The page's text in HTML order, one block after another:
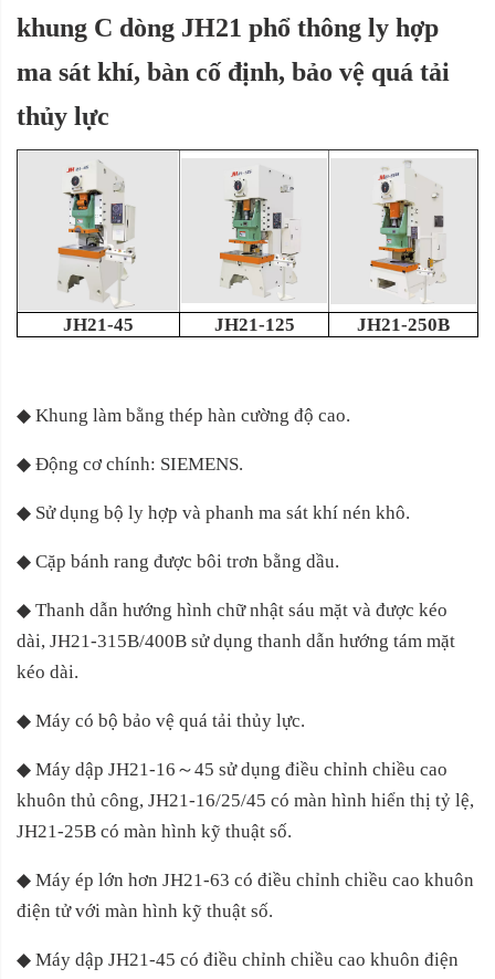
khung C dòng JH21 phổ thông ly hợp
ma sát khí, bàn cố định, bảo vệ quá tải
thủy lực
JH21-45 JH21-125 JH21-250B
◆ Khung làm bằng thép hàn cường độ cao.
◆ Động cơ chính: SIEMENS.
◆ Sử dụng bộ ly hợp và phanh ma sát khí nén khô.
◆ Cặp bánh rang được bôi trơn bằng dầu.
◆ Thanh dẫn hướng hình chữ nhật sáu mặt và được kéo
dài, JH21-315B/400B sử dụng thanh dẫn hướng tám mặt
kéo dài.
◆ Máy có bộ bảo vệ quá tải thủy lực.
◆ Máy dập JH21-16 ～45 sử dụng điều chỉnh chiều cao
khuôn thủ công, JH21-16/25/45 có màn hình hiển thị tỷ lệ,
JH21-25B có màn hình kỹ thuật số.
◆ Máy ép lớn hơn JH21-63 có điều chỉnh chiều cao khuôn
điện tử với màn hình kỹ thuật số.
◆ Máy dập JH21-45 có điều chỉnh chiều cao khuôn điện